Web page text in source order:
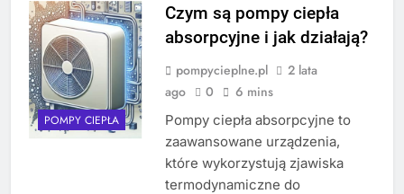
POMPY CIEPŁA
Czym są pompy ciepła
absorpcyjne i jak działają?
pompycieplne.pl
2 lata
ago
0 6 mins
Pompy ciepła absorpcyjne to
zaawansowane urządzenia,
które wykorzystują zjawiska
termodynamiczne do